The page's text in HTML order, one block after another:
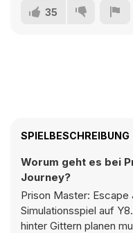
35
SPIELBESCHREIBUNG
Worum geht es bei
Journey?
Prison Master:
Simulationsspiel auf
hinter Gittern planen